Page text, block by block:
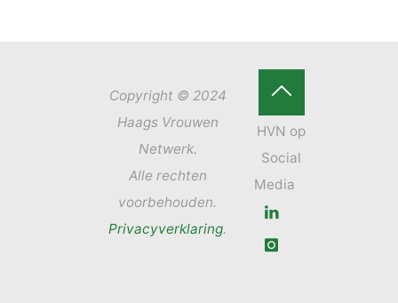
Copyright © 2024
Haags Vrouwen
Netwerk.
Alle rechten
voorbehouden.
Privacyverklaring.
Terug
naar